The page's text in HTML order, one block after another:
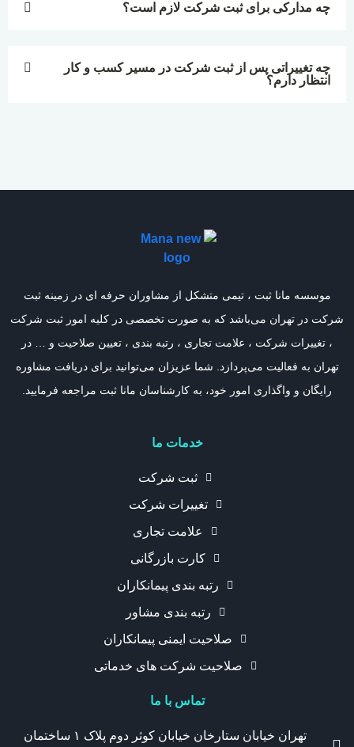
چه مدارکی برای ثبت شرکت لازم است؟
چه تغییراتی پس از ثبت شرکت در مسیر کسب و کار
انتظار دارم؟
موسسه مانا ثبت ، تیمی متشکل از مشاوران حرفه ای در زمینه ثبت
شرکت در تهران می‌باشد که به صورت تخصصی در کلیه امور ثبت شرکت
، تغییرات شرکت ، علامت تجاری ، رتبه بندی ، تعیین صلاحیت و … در
تهران به فعالیت می‌پردازد. شما عزیزان می‌توانید برای دریافت مشاوره
رایگان و واگذاری امور خود، به کارشناسان مانا ثبت مراجعه فرمایید.
خدمات ما
ثبت شرکت
تغییرات شرکت
علامت تجاری
کارت بازرگانی
رتبه بندی پیمانکاران
رتبه بندی مشاور
صلاحیت ایمنی پیمانکاران
صلاحیت شرکت های خدماتی
تماس با ما
تهران خیابان ستارخان خیابان کوثر دوم پلاک ۱ ساختمان